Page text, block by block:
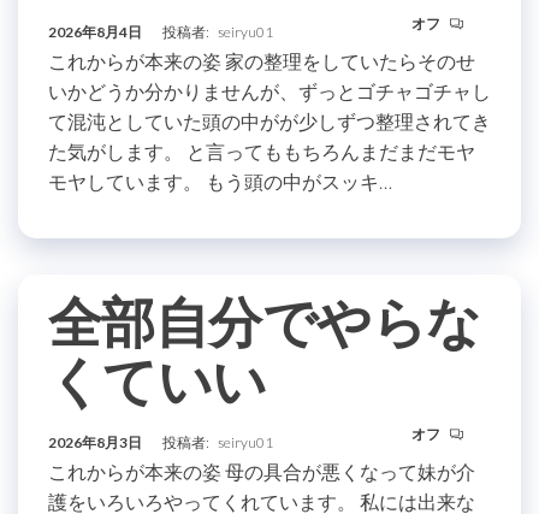
2026年8月4日 投稿者: seiryu01 オフ
これからが本来の姿 家の整理をしていたらそのせ
いかどうか分かりませんが、ずっとゴチャゴチャし
て混沌としていた頭の中がが少しずつ整理されてき
た気がします。 と言ってももちろんまだまだモヤ
モヤしています。 もう頭の中がスッキ…
全部自分でやらな
くていい
2026年8月3日 投稿者: seiryu01 オフ
これからが本来の姿 母の具合が悪くなって妹が介
護をいろいろやってくれています。 私には出来な